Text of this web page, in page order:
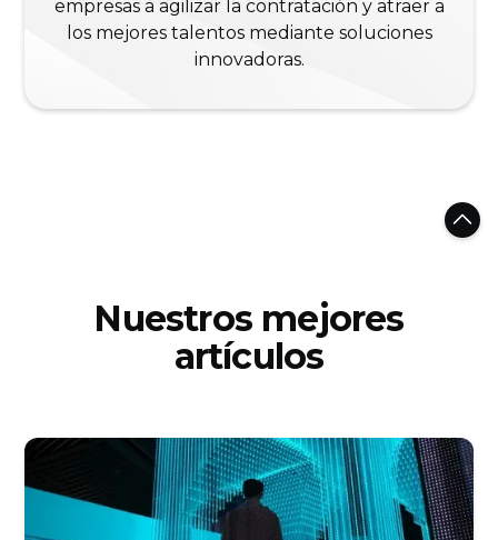
empresas a agilizar la contratación y atraer a
los mejores talentos mediante soluciones
innovadoras.
Nuestros mejores
artículos